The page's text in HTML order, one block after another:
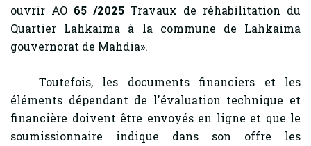
ouvrir AO 65 /2025 Travaux de réhabilitation du
Quartier Lahkaima à la commune de Lahkaima
gouvernorat de Mahdia».
Toutefois, les documents financiers et les
éléments dépendant de l'évaluation technique et
financière doivent être envoyés en ligne et que le
soumissionnaire indique dans son offre les